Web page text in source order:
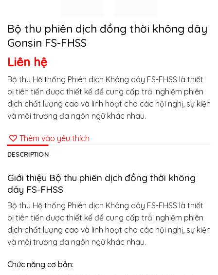
Bộ thu phiên dịch đồng thời không dây
Gonsin FS-FHSS
Liên hệ
Bộ thu Hệ thống Phiên dịch Không dây FS-FHSS là thiết
bị tiên tiến được thiết kế để cung cấp trải nghiệm phiên
dịch chất lượng cao và linh hoạt cho các hội nghị, sự kiện
và môi trường đa ngôn ngữ khác nhau.
Thêm vào yêu thích
DESCRIPTION
Giới thiệu Bộ thu phiên dịch đồng thời không
dây FS-FHSS
Bộ thu Hệ thống Phiên dịch Không dây FS-FHSS là thiết
bị tiên tiến được thiết kế để cung cấp trải nghiệm phiên
dịch chất lượng cao và linh hoạt cho các hội nghị, sự kiện
và môi trường đa ngôn ngữ khác nhau.
Chức năng cơ bản: